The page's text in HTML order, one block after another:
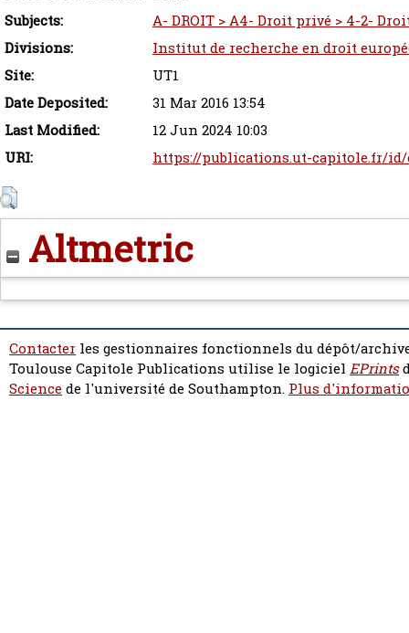
Subjects:
A- DROIT > A4- Droit privé > 4-2-
Divisions:
Institut de recherche en droit
Site:
UT1
Date Deposited:
31 Mar 2016 13:54
Last Modified:
12 Jun 2024 10:03
URI:
https://publications.ut-capitole.fr/id/
Altmetric
Contacter les gestionnaires fonctionnels du dépôt/
Toulouse Capitole Publications utilise le logiciel EPrints
Sciencede l'université de Southampton. Plus